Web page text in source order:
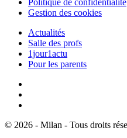
Gestion des cookies
Actualités
Salle des profs
1jour1actu
Pour les parents
© 2026 - Milan - Tous droits